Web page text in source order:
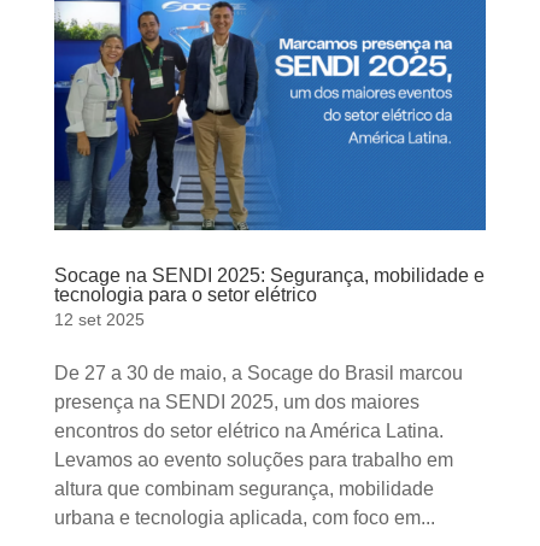
Socage na SENDI 2025: Segurança, mobilidade e
tecnologia para o setor elétrico
12 set 2025
De 27 a 30 de maio, a Socage do Brasil marcou
presença na SENDI 2025, um dos maiores
encontros do setor elétrico na América Latina.
Levamos ao evento soluções para trabalho em
altura que combinam segurança, mobilidade
urbana e tecnologia aplicada, com foco em...